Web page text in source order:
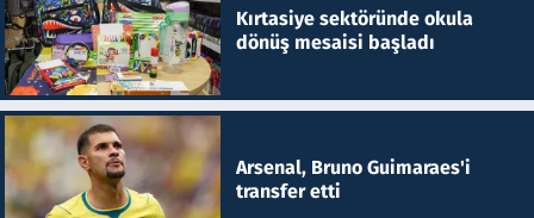
Kırtasiye sektöründe okula
dönüş mesaisi başladı
Arsenal, Bruno Guimaraes'i
transfer etti